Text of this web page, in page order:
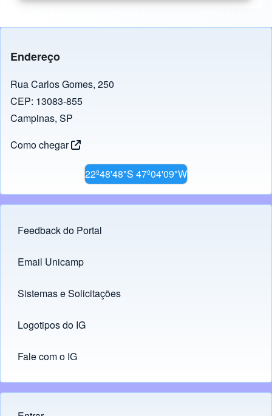
Endereço
Rua Carlos Gomes, 250
CEP: 13083-855
Campinas, SP
Como chegar
22º48'48"S 47º04'09"W
Footer menu
Feedback do Portal
Links
Email Unicamp
(opens in new tab)
Sistemas e Solicitações
(opens in new tab)
Logotipos do IG
(opens in new tab)
Fale com o IG